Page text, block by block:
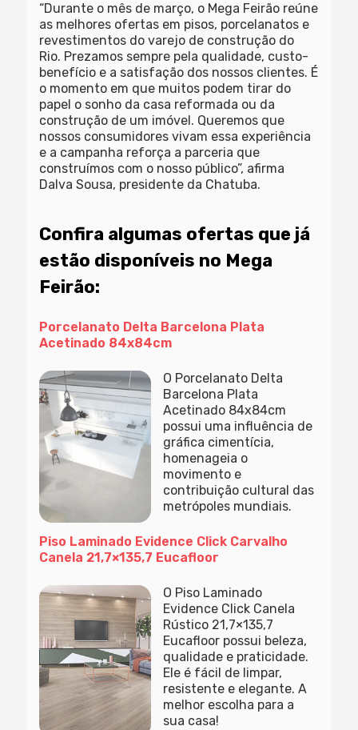
“Durante o mês de março, o Mega Feirão reúne
as melhores ofertas em pisos, porcelanatos e
revestimentos do varejo de construção do
Rio. Prezamos sempre pela qualidade, custo-
benefício e a satisfação dos nossos clientes. É
o momento em que muitos podem tirar do
papel o sonho da casa reformada ou da
construção de um imóvel. Queremos que
nossos consumidores vivam essa experiência
e a campanha reforça a parceria que
construímos com o nosso público”, afirma
Dalva Sousa, presidente da Chatuba.
Confira algumas ofertas que já
estão disponíveis no Mega
Feirão:
Porcelanato Delta Barcelona Plata
Acetinado 84x84cm
O Porcelanato Delta
Barcelona Plata
Acetinado 84x84cm
possui uma influência de
gráfica cimentícia,
homenageia o
movimento e
contribuição cultural das
metrópoles mundiais.
Piso Laminado Evidence Click Carvalho
Canela 21,7×135,7 Eucafloor
O Piso Laminado
Evidence Click Canela
Rústico 21,7×135,7
Eucafloor possui beleza,
qualidade e praticidade.
Ele é fácil de limpar,
resistente e elegante. A
melhor escolha para a
sua casa!